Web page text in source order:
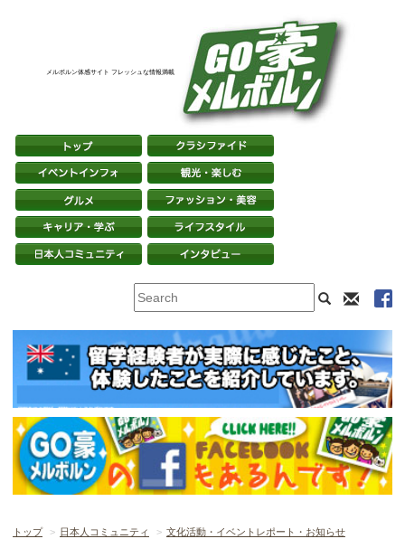
メルボルン体感サイト フレッシュな情報満載
トップ 日本人コミュニティ
文化活動・イベントレポート・お知らせ